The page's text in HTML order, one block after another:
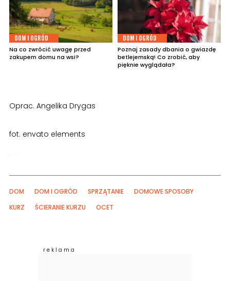
DOM I OGRÓD
Na co zwrócić uwagę przed
zakupem domu na wsi?
DOM I OGRÓD
Poznaj zasady dbania o gwiazdę
betlejemską! Co zrobić, aby
pięknie wyglądała?
Oprac. Angelika Drygas
fot. envato elements
DOM DOM I OGRÓD SPRZĄTANIE
DOMOWE SPOSOBY
KURZ
ŚCIERANIE KURZU OCET